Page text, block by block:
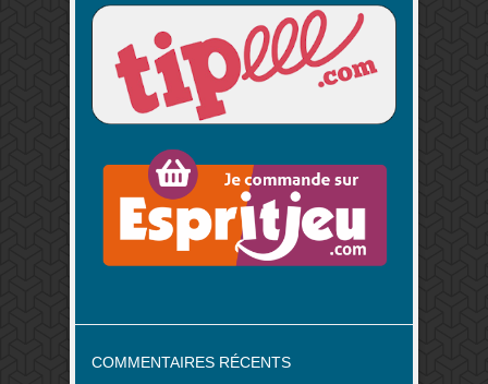
COMMENTAIRES RÉCENTS